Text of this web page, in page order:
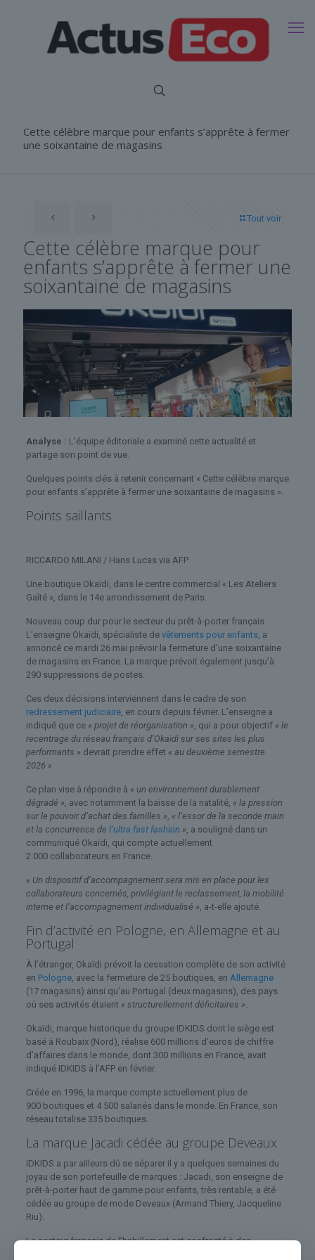
Cette célèbre marque pour enfants s’apprête à fermer
une soixantaine de magasins
Tout voir
Cette célèbre marque pour
enfants s’apprête à fermer une
soixantaine de magasins
Analyse : L'équipe éditoriale a examiné cette actualité et
partage son point de vue.
Quelques points clés à retenir concernant « Cette célèbre marque
pour enfants s’apprête à fermer une soixantaine de magasins ».
Points saillants
RICCARDO MILANI / Hans Lucas via AFP
Une boutique Okaïdi, dans le centre commercial « Les Ateliers
Gaîté », dans le 14e arrondissement de Paris.
Nouveau coup dur pour le secteur du prêt-à-porter français.
L’enseigne Okaïdi, spécialiste de vêtements pour enfants, a
annoncé ce mardi 26 mai prévoir la fermeture d’une soixantaine
de magasins en France. La marque prévoit également jusqu’à
290 suppressions de postes.
Ces deux décisions interviennent dans le cadre de son
redressement judiciaire, en cours depuis février. L’enseigne a
indiqué que ce « projet de réorganisation » , qui a pour objectif « le
recentrage du réseau français d’Okaïdi sur ses sites les plus
performants » devrait prendre effet « au deuxième semestre
2026 »
Ce plan vise à répondre à « un environnement durablement
dégradé » , avec notamment la baisse de la natalité, « la pression
sur le pouvoir d’achat des familles » « l’essor de la seconde main
et la concurrence de l’ultra fast fashion » , a souligné dans un
communiqué Okaïdi, qui compte actuellement
2 000 collaborateurs en France.
« Un dispositif d’accompagnement sera mis en place pour les
collaborateurs concernés, privilégiant le reclassement, la mobilité
interne et l’accompagnement individualisé » , a-t-elle ajouté.
Fin d’activité en Pologne, en Allemagne et au
Portugal
À l’étranger, Okaïdi prévoit la cessation complète de son activité
en Pologne, avec la fermeture de 25 boutiques, en Allemagne
(17 magasins) ainsi qu’au Portugal (deux magasins), des pays
où ses activités étaient « structurellement déficitaires »
Okaïdi, marque historique du groupe IDKIDS dont le siège est
basé à Roubaix (Nord), réalise 600 millions d’euros de chiffre
d’affaires dans le monde, dont 300 millions en France, avait
indiqué IDKIDS à l’AFP en février.
Créée en 1996, la marque compte actuellement plus de
900 boutiques et 4 500 salariés dans le monde. En France, son
réseau totalise 335 boutiques.
La marque Jacadi cédée au groupe Deveaux
IDKIDS a par ailleurs dû se séparer il y a quelques semaines du
joyau de son portefeuille de marques : Jacadi, son enseigne de
prêt-à-porter haut de gamme pour enfants, très rentable, a été
cédée au groupe de mode Deveaux (Armand Thiery, Jacqueline
Riu).
Le secteur français de l’habillement est confronté à des